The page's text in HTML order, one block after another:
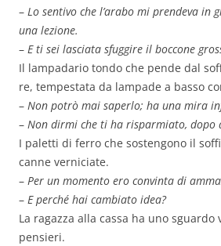
– Lo sentivo che l’arabo mi prendeva in
una lezione.
– E ti sei lasciata sfuggire il boccone
Il lampadario tondo che pende dal
re, tempestata da lampade a basso
– Non potrò mai saperlo; ha una mira
– Non dirmi che ti ha risparmiato, dopo
I paletti di ferro che sostengono il
canne verniciate.
– Per un momento ero convinta di
– E perché hai cambiato idea?
La ragazza alla cassa ha uno sguardo
pensieri.